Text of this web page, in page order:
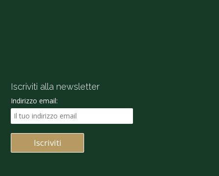
Iscriviti alla newsletter
Indirizzo email: